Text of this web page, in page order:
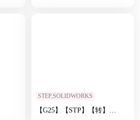
STEP,SOLIDWORKS